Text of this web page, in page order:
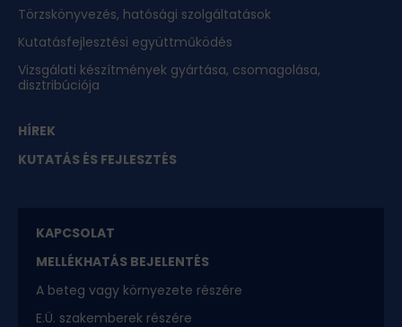
Törzskönyvezés, hatósági szolgáltatások
Kutatásfejlesztési együttműködés
Vizsgálati készítmények gyártása, csomagolása,
disztribúciója
HÍREK
KUTATÁS ÉS FEJLESZTÉS
KAPCSOLAT
MELLÉKHATÁS BEJELENTÉS
A beteg vagy környezete részére
E.Ü. szakemberek részére